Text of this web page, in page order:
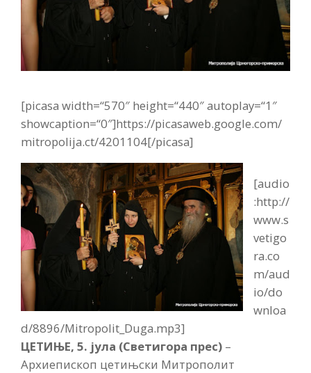
[picasa width=“570″ height=“440″ autoplay=“1″
showcaption=“0″]https://picasaweb.google.com/
mitropolija.ct/4201104[/picasa]
[audio
:http://
www.s
vetigo
ra.co
m/aud
io/do
wnloa
d/8896/Mitropolit_Duga.mp3]
ЦЕТИЊЕ, 5. јула (Светигора прес) –
Архиепископ цетињски Митрополит